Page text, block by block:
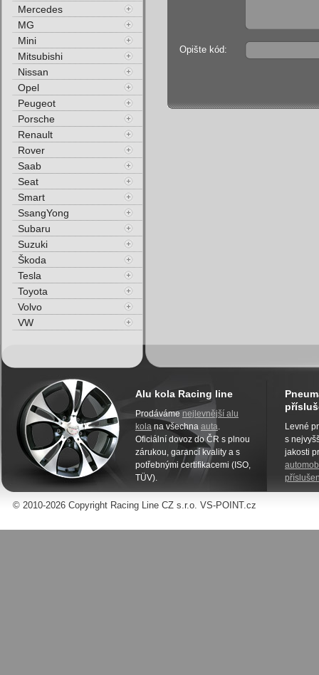
Opište kód:
Mercedes
MG
Mini
Mitsubishi
Nissan
Opel
Peugeot
Porsche
Renault
Rover
Saab
Seat
Smart
SsangYong
Subaru
Suzuki
Škoda
Tesla
Toyota
Volvo
VW
Alu kola Racing line
Prodáváme nejlevnější alu
kola na všechna auta.
Oficiální dovoz do ČR s plnou
zárukou, garancí kvality a s
potřebnými certifikacemi (ISO,
TÜV).
Levné
s
jakosti
© 2010-2026 Copyright Racing Line CZ s.r.o. VS-POINT.cz